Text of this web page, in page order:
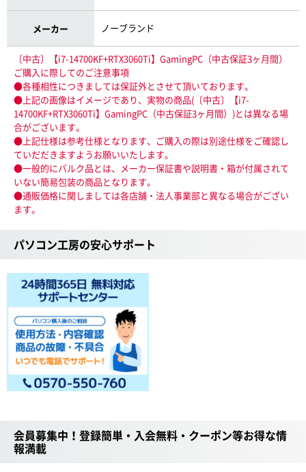
メーカー ノーブランド
〔中古〕【i7-14700KF+RTX3060Ti】GamingPC（中古保証3ヶ月間）
ご購入に際してのご注意事項
●各種相性につきましては保証外とさせて頂いております。
●上記の画像はイメージであり、実物の商品(〔中古〕【i7-
14700KF+RTX3060Ti】GamingPC（中古保証3ヶ月間）)とは異なる場
合がございます。
●上記仕様は参考仕様となります、ご購入の際は別途仕様をご確認し
ていだだきますようお願いいたします。
●一般的にバルク品とは、メーカー保証書や説明書・箱が付属されて
いない簡易包装の商品となります。
●通販価格に関しましては各店舗・法人事業部と異なる場合がござい
ます。
パソコン工房の安心サポート
会員募集中！登録簡単・入会無料・クーポン等お得な情
報満載